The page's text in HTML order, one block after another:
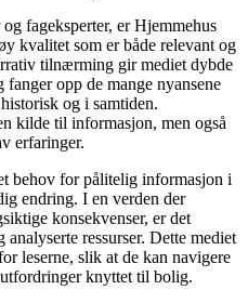
fageksperter, er Hjemmehus
kvalitet som er både relevant og
tilnærming gir mediet dybde
opp de mange nyansene
og i samtiden.
kilde til informasjon, men også
erfaringer.
behov for pålitelig informasjon i
endring. I en verden der
konsekvenser, er det
ressurser. Dette mediet
leserne, slik at de kan navigere
knyttet til bolig.